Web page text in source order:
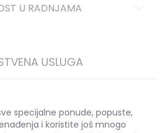
U RADNJAMA
USLUGA
specijalne ponude, popuste,
i koristite još mnogo